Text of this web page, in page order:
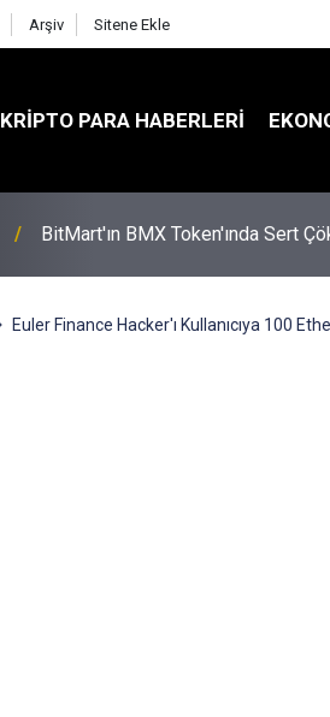
Arşiv Sitene Ekle
KRIPTO PARA HABERLERI
BitMart'ın BMX Token'ında Sert
Euler Finance Hacker'ı Kullanıcıya 100